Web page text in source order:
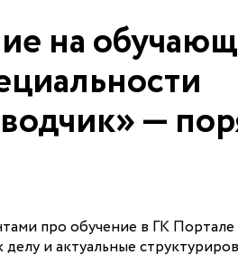
на
—
про обучение в ГК Портале
и актуальные